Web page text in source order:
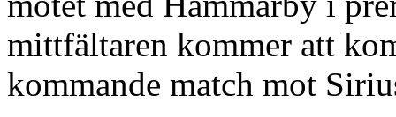
mittfältaren kommer att
kommande match mot